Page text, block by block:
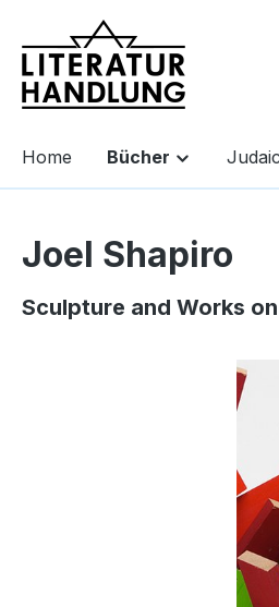
Zur Hauptnavigation
Home Bücher
Joel Shapiro
Sculpture and Works